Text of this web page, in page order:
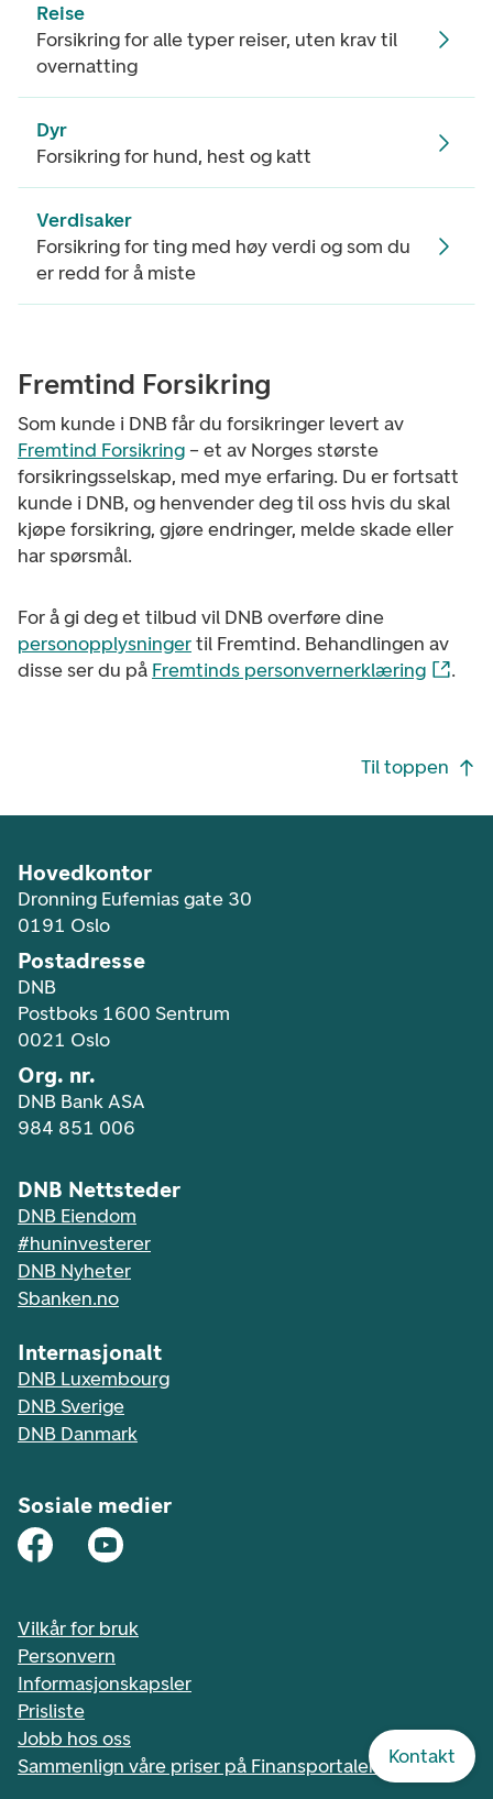
Kontakt
Reise
Forsikring for alle typer reiser, uten krav til
overnatting
Dyr
Forsikring for hund, hest og katt
Verdisaker
Forsikring for ting med høy verdi og som du
er redd for å miste
Fremtind Forsikring
Som kunde i DNB får du forsikringer levert av
Fremtind Forsikring – et av Norges største
forsikringsselskap, med mye erfaring. Du er fortsatt
kunde i DNB, og henvender deg til oss hvis du skal
kjøpe forsikring, gjøre endringer, melde skade eller
har spørsmål.
For å gi deg et tilbud vil DNB overføre dine
personopplysningertil Fremtind. Behandlingen av
disse ser du på Fremtinds personvernerklæring .
Til toppen
Hovedkontor
Dronning Eufemias gate 30
0191 Oslo
Postadresse
DNB
Postboks 1600 Sentrum
0021 Oslo
Org. nr.
DNB Bank ASA
984 851 006
DNB Nettsteder
DNB Eiendom
#huninvesterer
DNB Nyheter
Sbanken.no
Internasjonalt
DNB Luxembourg
DNB Sverige
DNB Danmark
Sosiale medier
Vilkår for bruk
Personvern
Informasjonskapsler
Prisliste
Jobb hos oss
Sammenlign våre priser på Finansportalen.no